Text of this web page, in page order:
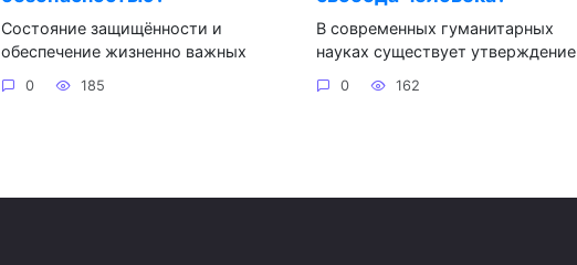
Состояние защищённости и
обеспечение жизненно важных
0 185
В современных гуманитарных
науках существует утверждение
0 162